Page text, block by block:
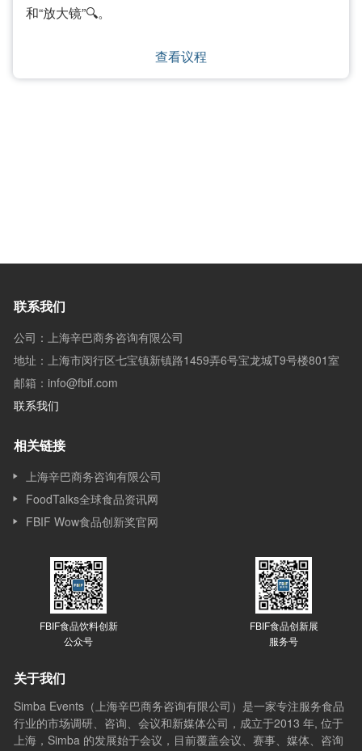
和“放大镜”🔍。
查看议程
联系我们
公司：上海辛巴商务咨询有限公司
地址：上海市闵行区七宝镇新镇路1459弄6号宝龙城T9号楼801室
邮箱：info@fbif.com
联系我们
相关链接
上海辛巴商务咨询有限公司
FoodTalks全球食品资讯网
FBIF Wow食品创新奖官网
FBIF食品饮料创新
公众号
FBIF食品创新展
服务号
关于我们
Simba Events（上海辛巴商务咨询有限公司）是一家专注服务食品
行业的市场调研、咨询、会议和新媒体公司，成立于2013 年, 位于
上海，Simba 的发展始于会议，目前覆盖会议、赛事、媒体、咨询